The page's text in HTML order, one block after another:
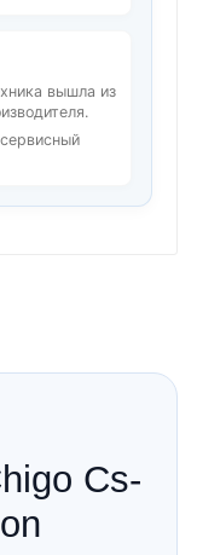
вышла из
Cs-